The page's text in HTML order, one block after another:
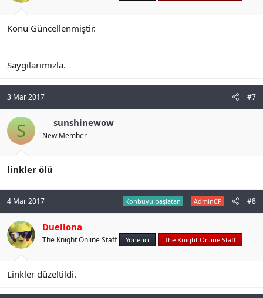
Konu Güncellenmiştir.
Saygılarımızla.
3 Mar 2017 #7
S sunshinewow
New Member
linkler ölü
4 Mar 2017 Konbuyu başlatan AdminCP #8
Duellona
The Knight Online Staff Yönetici The Knight Online Staff
Linkler düzeltildi.